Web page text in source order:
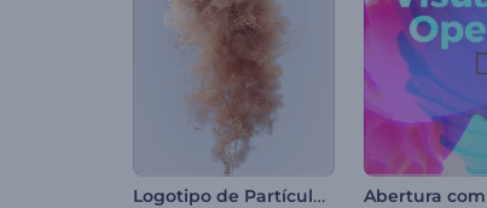
Logotipo de Partículas Brilhantes